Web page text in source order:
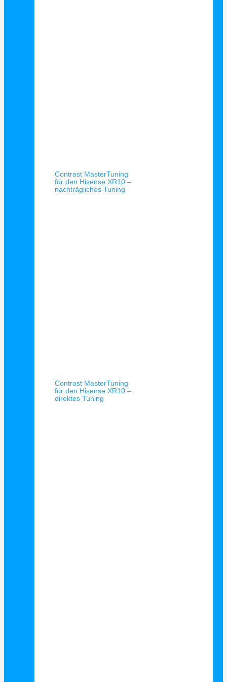
Contrast MasterTuning
für den Hisense XR10 –
nachträgliches Tuning
Contrast MasterTuning
für den Hisense XR10 –
direktes Tuning